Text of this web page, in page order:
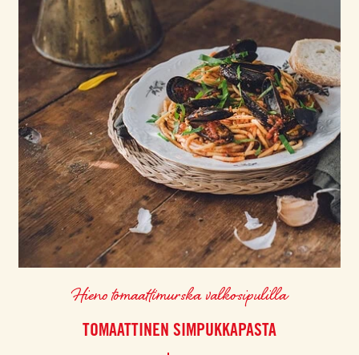
Hieno tomaattimurska valkosipulilla
TOMAATTINEN SIMPUKKAPASTA